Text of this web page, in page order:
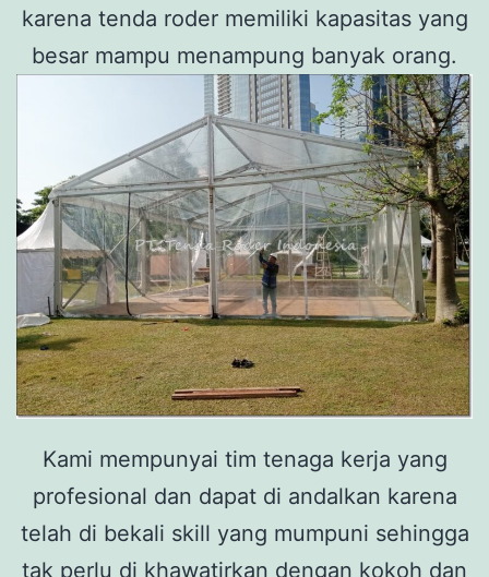
karena tenda roder memiliki kapasitas yang
besar mampu menampung banyak orang.
Kami mempunyai tim tenaga kerja yang
profesional dan dapat di andalkan karena
telah di bekali skill yang mumpuni sehingga
tak perlu di khawatirkan dengan kokoh dan